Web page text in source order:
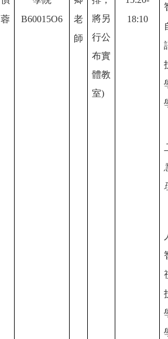
蓉
B60015O6
老
師
將另
行公
布實
體教
室)
18:10